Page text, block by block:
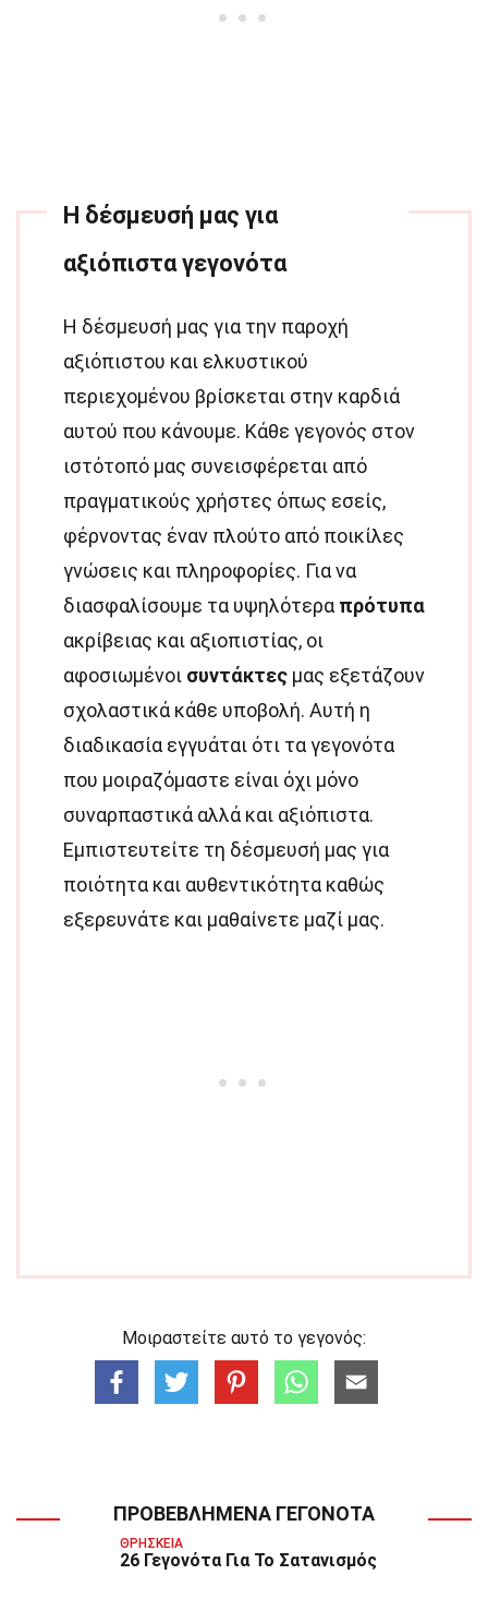
Η δέσμευσή μας για
αξιόπιστα γεγονότα
Η δέσμευσή μας για την παροχή
αξιόπιστου και ελκυστικού
περιεχομένου βρίσκεται στην καρδιά
αυτού που κάνουμε. Κάθε γεγονός στον
ιστότοπό μας συνεισφέρεται από
πραγματικούς χρήστες όπως εσείς,
φέρνοντας έναν πλούτο από ποικίλες
γνώσεις και πληροφορίες. Για να
διασφαλίσουμε τα υψηλότερα πρότυπα
ακρίβειας και αξιοπιστίας, οι
αφοσιωμένοι συντάκτες μας εξετάζουν
σχολαστικά κάθε υποβολή. Αυτή η
διαδικασία εγγυάται ότι τα γεγονότα
που μοιραζόμαστε είναι όχι μόνο
συναρπαστικά αλλά και αξιόπιστα.
Εμπιστευτείτε τη δέσμευσή μας για
ποιότητα και αυθεντικότητα καθώς
εξερευνάτε και μαθαίνετε μαζί μας.
Μοιραστείτε αυτό το γεγονός:
ΠΡΟΒΕΒΛΗΜΈΝΑ ΓΕΓΟΝΌΤΑ
ΘΡΗΣΚΕΊΑ
26 Γεγονότα Για Το Σατανισμός